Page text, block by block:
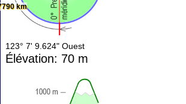
km
123° 7' 9.624" Ouest
Élévation: 70 m